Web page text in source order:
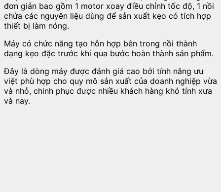
đơn giản bao gồm 1 motor xoay điều chỉnh tốc độ, 1 nồi
chứa các nguyên liệu dùng để sản xuất kẹo có tích hợp
thiết bị làm nóng.
Máy có chức năng tạo hỗn hợp bên trong nồi thành
dạng kẹo đặc trước khi qua bước hoàn thành sản phẩm.
Đây là dòng máy được đánh giá cao bởi tính năng ưu
việt phù hợp cho quy mô sản xuất của doanh nghiệp vừa
và nhỏ, chinh phục được nhiều khách hàng khó tính xưa
và nay.